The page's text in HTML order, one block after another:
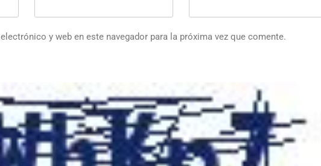
y web en este navegador para la próxima vez que comente.